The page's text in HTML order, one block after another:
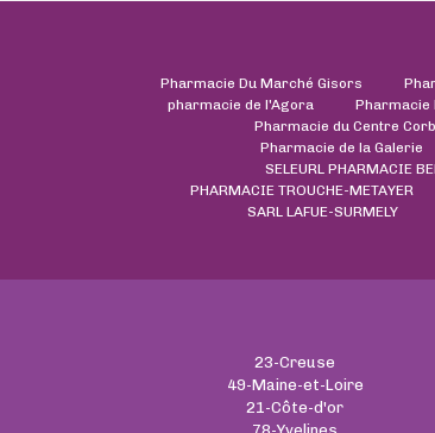
Pharmacie Du Marché Gisors
pharmacie de l'Agora
Pharmacie
Pharmacie du Centre
Pharmacie de la Galerie
SELEURL PHARMACIE
PHARMACIE TROUCHE-METAYER
SARL LAFUE-SURMELY
23-Creuse
49-Maine-et-Loire
21-Côte-d'or